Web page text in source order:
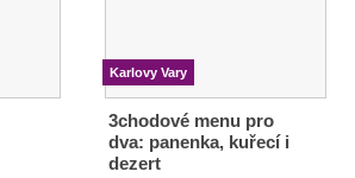
Karlovy Vary
3chodové menu pro
dva: panenka, kuřecí i
dezert